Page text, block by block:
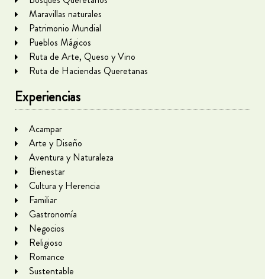
Maravillas naturales
Patrimonio Mundial
Pueblos Mágicos
Ruta de Arte, Queso y Vino
Ruta de Haciendas Queretanas
Experiencias
Acampar
Arte y Diseño
Aventura y Naturaleza
Bienestar
Cultura y Herencia
Familiar
Gastronomía
Negocios
Religioso
Romance
Sustentable